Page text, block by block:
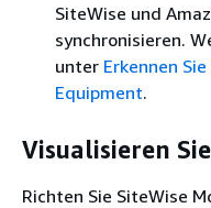
SiteWise und
synchronisieren.
unter Erkennen
Equipment.
Visualisieren
Richten Sie SiteWise